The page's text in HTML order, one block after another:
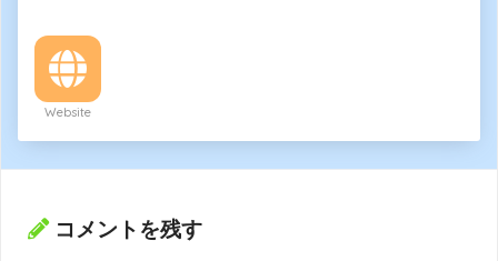
Website
コメントを残す